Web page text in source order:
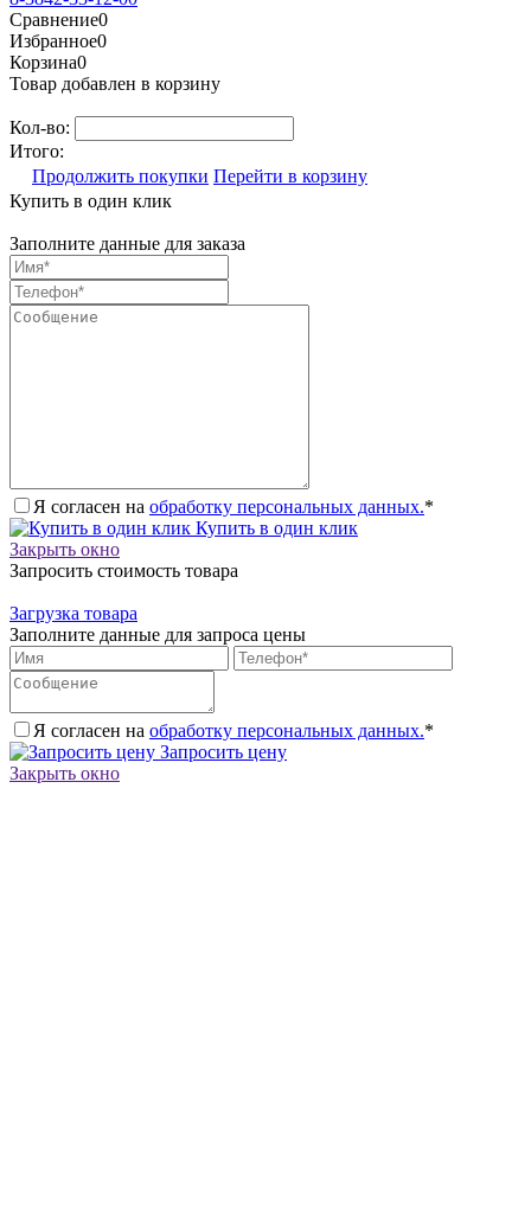
Сравнение0
Избранное0
Корзина0
Товар добавлен в корзину
Кол-во:
Итого:
Продолжить покупки Перейти в корзину
Купить в один клик
Заполните данные для заказа
Я согласен на обработку персональных данных.*
Купить в один клик
Закрыть окно
Запросить стоимость товара
Загрузка товара
Заполните данные для запроса цены
Я согласен на обработку персональных данных.*
Запросить цену
Закрыть окно